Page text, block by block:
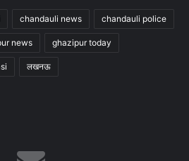
chandauli news chandauli police
news ghazipur today
लखनऊ